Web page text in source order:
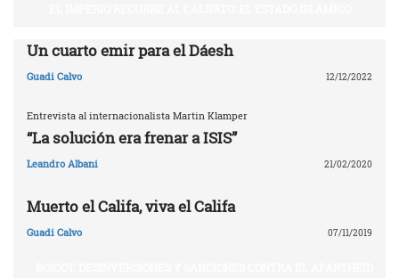
Un cuarto emir para el Dáesh
Guadi Calvo 12/12/2022
Entrevista al internacionalista Martin Klamper
“La solución era frenar a ISIS”
Leandro Albani 21/02/2020
Muerto el Califa, viva el Califa
Guadi Calvo 07/11/2019